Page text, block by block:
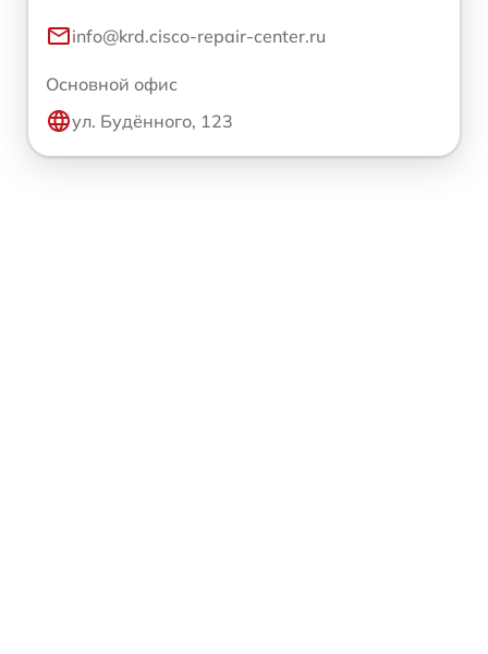
info@krd.cisco-repair-center.ru
Основной офис
ул. Будённого, 123